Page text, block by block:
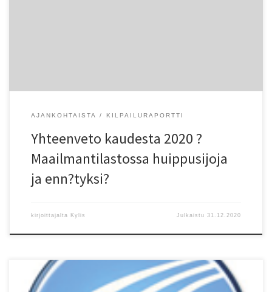
AJANKOHTAISTA KILPAILURAPORTTI
Yhteenveto kaudesta 2020 ?
Maailmantilastossa huippusijoja
ja enn?tyksi?
kirjoittajalta Kylis Julkaistu31.12.2020